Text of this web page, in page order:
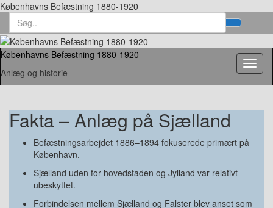
Københavns Befæstning 1880-1920
form
Search
for:
Københavns Befæstning 1880-1920
Anlæg og historie
Fakta – Anlæg på Sjælland
Befæstningsarbejdet 1886–1894 fokuserede primært på
København.
Sjælland uden for hovedstaden og Jylland var relativt
ubeskyttet.
Forbindelsen mellem Sjælland og Falster blev anset som